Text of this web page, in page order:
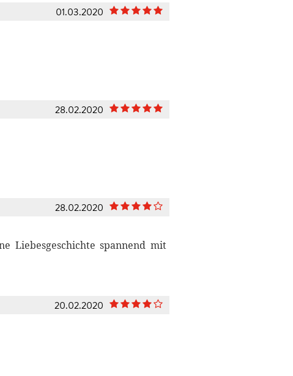
01.03.2020
28.02.2020
28.02.2020
Liebesgeschichte spannend mit
20.02.2020